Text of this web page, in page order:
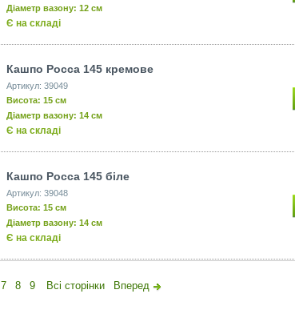
Діаметр вазону: 12 см
Є на складі
Кашпо Росса 145 кремове
Артикул: 39049
Висота: 15 см
Діаметр вазону: 14 см
Є на складі
Кашпо Росса 145 біле
Артикул: 39048
Висота: 15 см
Діаметр вазону: 14 см
Є на складі
7 8 9 Всі сторінки Вперед